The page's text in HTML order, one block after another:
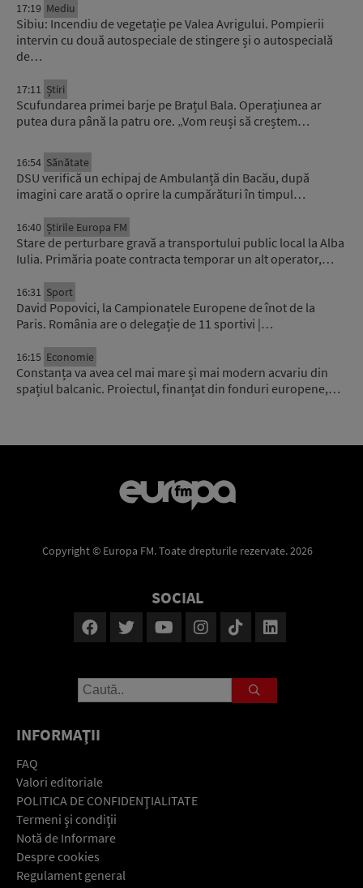
17:19 Mediu
Sibiu: Incendiu de vegetație pe Valea Avrigului. Pompierii
intervin cu două autospeciale de stingere și o autospecială
de…
17:11 Știri
Scufundarea primei barje pe Brațul Bala. Operațiunea ar
putea dura până la patru ore. „Vom reuși să creștem…
16:54 Sănătate
DSU verifică un echipaj de Ambulanță din Bacău, după
imagini care arată o oprire la cumpărături în timpul…
16:40 Știrile Europa FM
Stare de perturbare gravă a transportului public local la Alba
Iulia. Primăria poate contracta temporar un alt operator,…
16:31 Sport
David Popovici, la Campionatele Europene de înot de la
Paris. România are o delegație de 11 sportivi |…
16:15 Economie
Constanța va avea cel mai mare și mai modern acvariu din
spațiul balcanic. Proiectul, finanțat din fonduri europene,…
Copyright © Europa FM. Toate drepturile rezervate. 2026
SOCIAL
INFORMAŢII
FAQ
Valori editoriale
POLITICA DE CONFIDENŢIALITATE
Termeni şi condiţii
Notă de Informare
Despre cookies
Regulament general